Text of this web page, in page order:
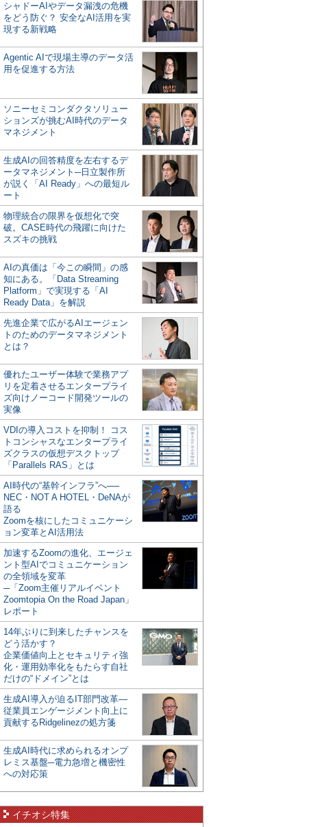
シャドーAIやデータ漏洩の危機
をどう防ぐ？ 安全なAI活用を実
現する新戦略
Agentic AIで現場主導のデータ活
用を促進する方法
ソニーセミコンダクタソリュー
ションズが挑むAI時代のデータ
マネジメント
生成AIの回答精度を左右するデ
ータマネジメント─日立製作所
が説く「AI Ready」への最短ル
ート
物理統合の限界を仮想化で突
破。CASE時代の飛躍に向けた
スズキの挑戦
AIの真価は「今この瞬間」の感
知にある。「Data Streaming
Platform」で実現する「AI
Ready Data」を解説
先進企業で広がるAIエージェン
トのためのデータマネジメント
とは？
優れたユーザー体験で業務アプ
リを定着させるエンタープライ
ズ向けノーコード開発ツールの
実像
VDIの導入コストを抑制！ コス
トコンシャスなエンタープライ
ズクラスの仮想デスクトップ
「Parallels RAS」とは
AI時代の“基幹インフラ”へ──
NEC・NOT A HOTEL・DeNAが
語る
Zoomを核にしたコミュニケーシ
ョン変革とAI活用法
加速するZoomの進化、エージェ
ント型AIでコミュニケーション
の全領域を変革
─「Zoom主催リアルイベント
Zoomtopia On the Road Japan」
レポート
14年ぶりに到来したチャンスを
どう活かす？
企業価値向上とセキュリティ強
化・運用効率化をもたらす自社
だけの“ドメイン”とは
生成AI導入が迫るIT部門改革―
従業員エンゲージメント向上に
貢献するRidgelinezの処方箋
生成AI時代に求められるオンプ
レミス基盤─電力急増と機密性
への対応策
イチオシ特集